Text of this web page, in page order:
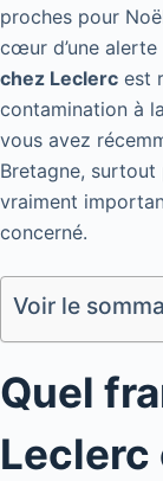
proches pour
cœur d’une alerte
chez Leclerc est
contamination à la
vous avez
Bretagne, surtout
vraiment
concerné.
Voir le
Quel
Leclerc